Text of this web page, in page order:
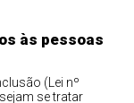
às pessoas
(Lei nº
se tratar